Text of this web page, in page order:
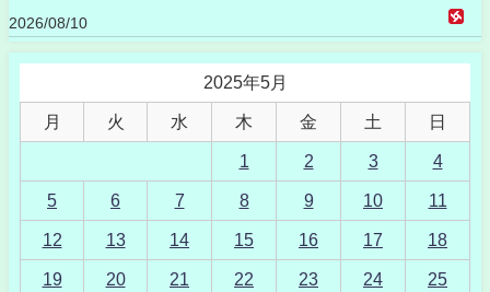
2026/08/10
2025年5月
月 火 水 木 金 土 日
1 2 3 4
5 6 7 8 9 10 11
12 13 14 15 16 17 18
19 20 21 22 23 24 25